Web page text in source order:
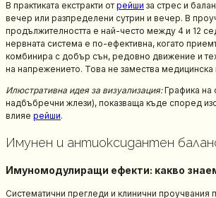
В практиката екстракти от рейши за стрес и
вечер или разпределени сутрин и вечер. В
продължителността е най-често между 4 и 12
нервната система е по-ефективна, когато
комбинира с добър сън, редовно движение и
на напрежението. Това не замества медицинска
Илюстративна идея за визуализация:Графика на
надбъбречни жлези), показваща къде според
влияе рейши.
Имунен и антиоксидантен
Имуномодулиращи ефекти: какво
Систематични прегледи и клинични проучвания